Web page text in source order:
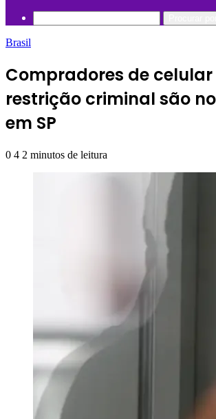
Brasil
Compradores de
restrição criminal são
em SP
0 4 2 minutos de leitura